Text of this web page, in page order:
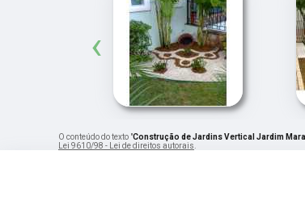
‹
O conteúdo do texto "Construção de Jardins Vertical Jardim
Lei 9610/98 - Lei de direitos autorais